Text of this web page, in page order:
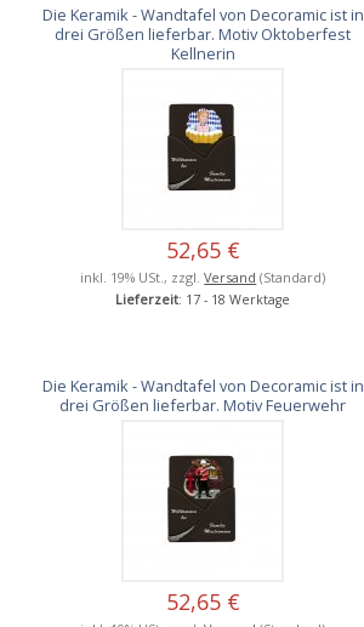
Die Keramik - Wandtafel von Decoramic ist in
drei Größen lieferbar. Motiv Oktoberfest
Kellnerin
52,65 €
inkl. 19% USt., zzgl.Versand (Standard)
Lieferzeit: 17 - 18 Werktage
Die Keramik - Wandtafel von Decoramic ist in
drei Größen lieferbar. Motiv Feuerwehr
52,65 €